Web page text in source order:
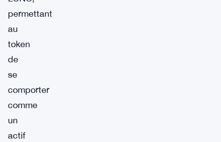
permettant
au
token
de
se
comporter
comme
un
actif